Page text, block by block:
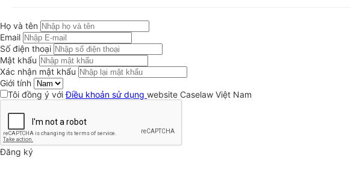
Họ và tên
Email
Số điện thoại
Mật khẩu
Xác nhận mật khẩu
Giới tính
Tôi đồng ý vớiĐiều khoản sử dụng website Caselaw Việt Nam
Đăng ký